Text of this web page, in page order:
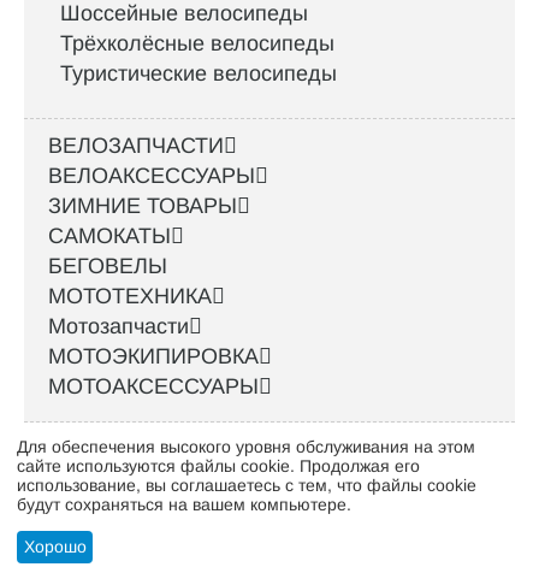
Шоссейные велосипеды
Трёхколёсные велосипеды
Туристические велосипеды
ВЕЛОЗАПЧАСТИ
ВЕЛОАКСЕССУАРЫ
ЗИМНИЕ ТОВАРЫ
САМОКАТЫ
БЕГОВЕЛЫ
МОТОТЕХНИКА
Мотозапчасти
МОТОЭКИПИРОВКА
МОТОАКСЕССУАРЫ
Интернет-магазин велосипедов VELO52.RU
Стать оптовым клиентом
Для обеспечения высокого уровня обслуживания на этом
сайте используются файлы cookie. Продолжая его
использование, вы соглашаетесь с тем, что файлы cookie
будут сохраняться на вашем компьютере.
Хорошо